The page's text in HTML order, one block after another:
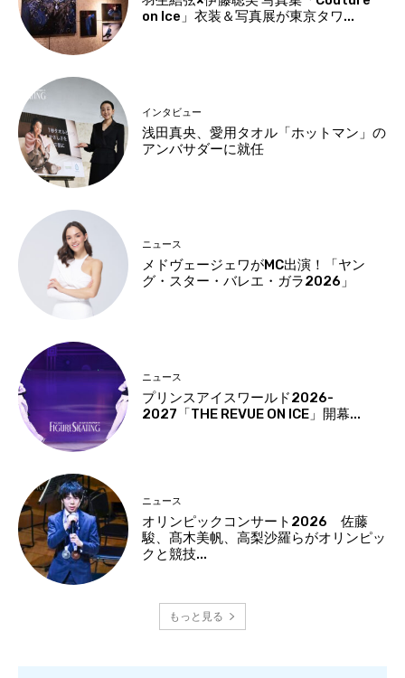
on Ice」衣装＆写真展が東京タワ...
インタビュー
浅田真央、愛用タオル「ホットマン」の
アンバサダーに就任
ニュース
メドヴェージェワがMC出演！「ヤン
グ・スター・バレエ・ガラ2026」
ニュース
プリンスアイスワールド2026-
2027「THE REVUE ON ICE」開幕...
ニュース
オリンピックコンサート2026 佐藤
駿、髙木美帆、高梨沙羅らがオリンピッ
クと競技...
もっと見る